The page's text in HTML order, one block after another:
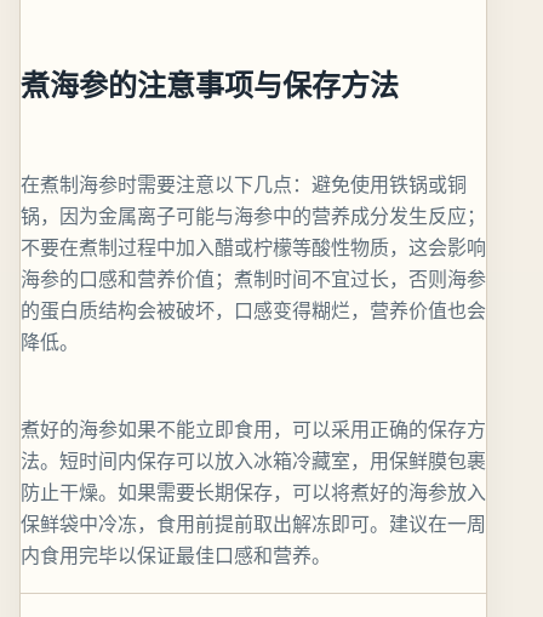
煮海参的注意事项与保存方法
在煮制海参时需要注意以下几点：避免使用铁锅或铜
锅，因为金属离子可能与海参中的营养成分发生反应；
不要在煮制过程中加入醋或柠檬等酸性物质，这会影响
海参的口感和营养价值；煮制时间不宜过长，否则海参
的蛋白质结构会被破坏，口感变得糊烂，营养价值也会
降低。
煮好的海参如果不能立即食用，可以采用正确的保存方
法。短时间内保存可以放入冰箱冷藏室，用保鲜膜包裹
防止干燥。如果需要长期保存，可以将煮好的海参放入
保鲜袋中冷冻，食用前提前取出解冻即可。建议在一周
内食用完毕以保证最佳口感和营养。